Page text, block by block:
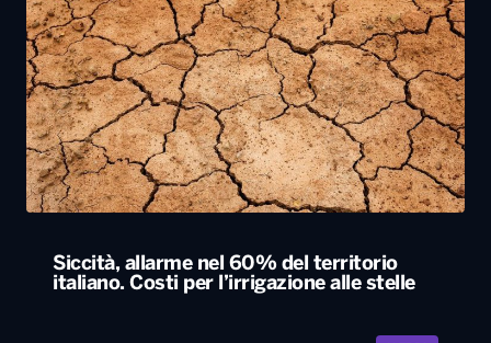
Siccità, allarme nel 60% del territorio
italiano. Costi per l’irrigazione alle stelle